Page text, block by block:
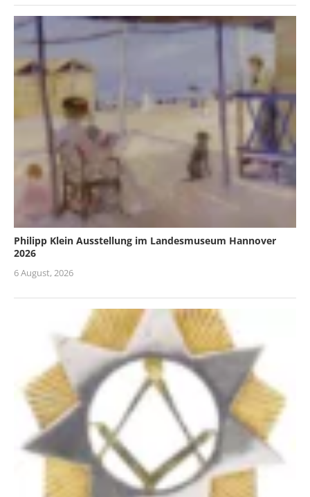
Philipp Klein Ausstellung im Landesmuseum Hannover
2026
6 August, 2026